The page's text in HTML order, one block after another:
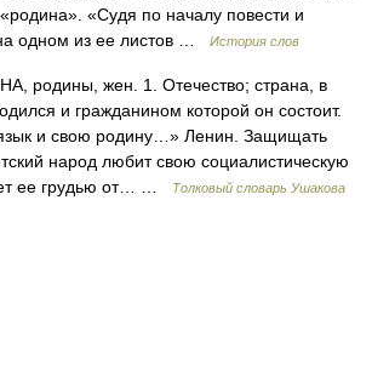
«Судя по началу повести и
одном из ее листов …
История слов
родины, жен. 1. Отечество; страна, в
и гражданином которой он состоит.
и свою родину…» Ленин. Защищать
народ любит свою социалистическую
ее грудью от… …
Толковый словарь Ушакова